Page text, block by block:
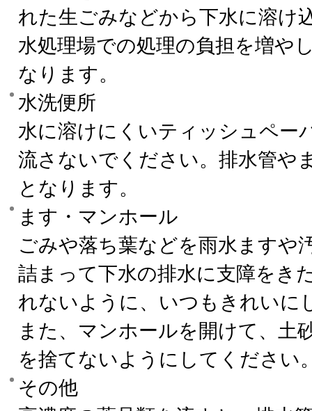
れた生ごみなどから下水に溶け
水処理場での処理の負担を増や
なります。
水洗便所
水に溶けにくいティッシュペー
流さないでください。排水管や
となります。
ます・マンホール
ごみや落ち葉などを雨水ますや
詰まって下水の排水に支障をき
れないように、いつもきれいに
また、マンホールを開けて、土
を捨てないようにしてください
その他